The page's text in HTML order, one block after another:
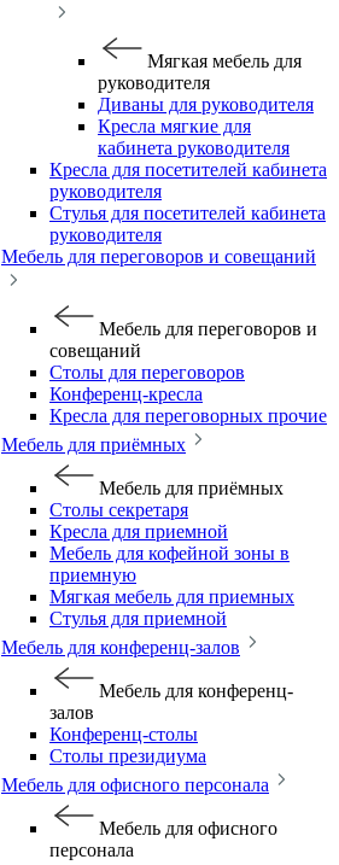
Мягкая мебель для
руководителя
Диваны для руководителя
Кресла мягкие для
кабинета руководителя
Кресла для посетителей кабинета
руководителя
Стулья для посетителей кабинета
руководителя
Мебель для переговоров и совещаний
Мебель для переговоров и
совещаний
Столы для переговоров
Конференц-кресла
Кресла для переговорных прочие
Мебель для приёмных
Мебель для приёмных
Столы секретаря
Кресла для приемной
Мебель для кофейной зоны в
приемную
Мягкая мебель для приемных
Стулья для приемной
Мебель для конференц-залов
Мебель для конференц-
залов
Конференц-столы
Столы президиума
Мебель для офисного персонала
Мебель для офисного
персонала